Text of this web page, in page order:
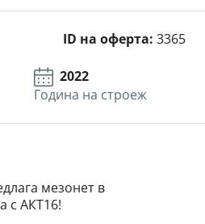
ID на оферта: 3365
2022
Година на строеж
мезонет в
с АКТ16!